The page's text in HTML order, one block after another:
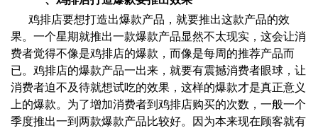
鸡排店要想打造出爆款产品，就要推出这款产品的效
果。一个星期就推出一款爆款产品显然不太现实，这会让消
费者觉得不像是鸡排店的爆款，而像是每周的推荐产品而
已。鸡排店的爆款产品一出来，就要有震撼消费者眼球，让
消费者迫不及待就想试吃的效果，这样的爆款才是真正意义
上的爆款。为了增加消费者到鸡排店购买的次数，一般一个
季度推出一到两款爆款产品比较好。因为本来现在顾客就有